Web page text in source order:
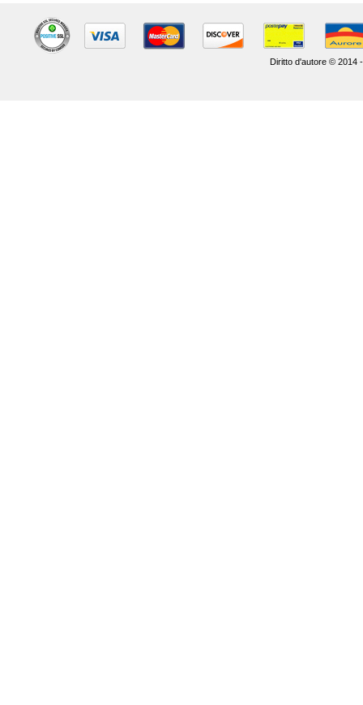
Diritto d'autore © 2014